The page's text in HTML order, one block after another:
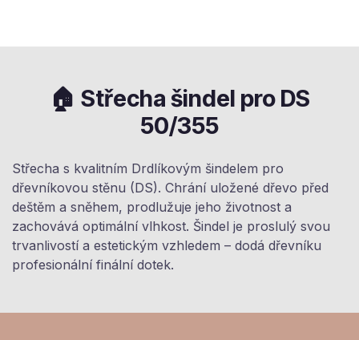
🏠 Střecha šindel pro DS
50/355
Střecha s kvalitním Drdlíkovým šindelem pro
dřevníkovou stěnu (DS). Chrání uložené dřevo před
deštěm a sněhem, prodlužuje jeho životnost a
zachovává optimální vlhkost. Šindel je proslulý svou
trvanlivostí a estetickým vzhledem – dodá dřevníku
profesionální finální dotek.